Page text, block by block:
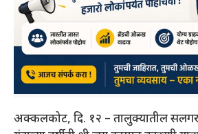
अक्कलकोट, दि. १२ – तालुक्यातील सलगर